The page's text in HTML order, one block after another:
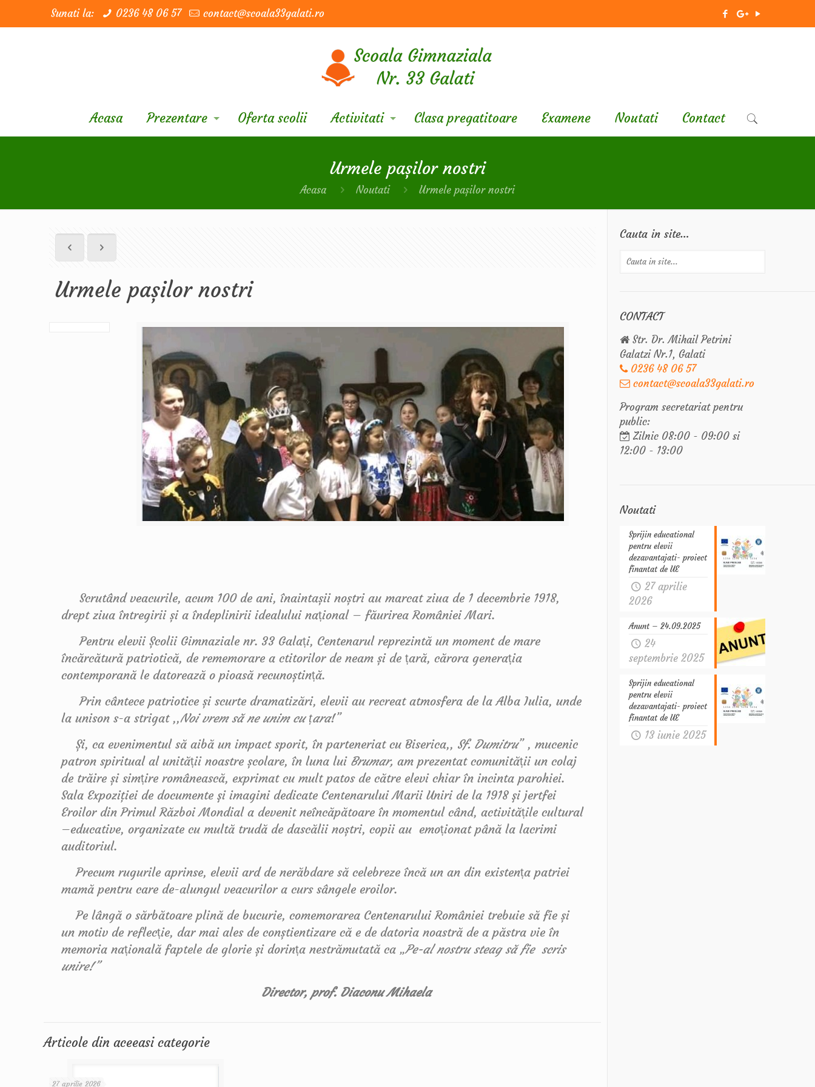
Sunati la: 0236 48 06 57 contact@scoala33galati.ro
Acasa Prezentare Oferta scolii Activitati Clasa pregatitoare Examene Noutati Contact
Urmele pașilor nostri
Acasa Noutati Urmele pașilor nostri
Urmele pașilor nostri
Scrutând veacurile, acum 100 de ani, înaintașii noștri au marcat ziua de 1 decembrie 1918,
drept ziua întregirii și a îndeplinirii idealului național – făurirea României Mari.
Pentru elevii Școlii Gimnaziale nr. 33 Galați, Centenarul reprezintă un moment de mare
încărcătură patriotică, de rememorare a ctitorilor de neam și de țară, cărora generația
contemporană le datorează o pioasă recunoștință.
Prin cântece patriotice și scurte dramatizări, elevii au recreat atmosfera de la Alba Iulia, unde
la unison s-a strigat ,,Noi vrem să ne unim cu țara!”
Și, ca evenimentul să aibă un impact sporit, în parteneriat cu Biserica,, Sf. Dumitru” , mucenic
patron spiritual al unității noastre școlare, în luna lui Brumar,am prezentat comunității un colaj
de trăire și simțire românească, exprimat cu mult patos de către elevi chiar în incinta parohiei.
Sala Expoziţiei de documente şi imagini dedicate Centenarului Marii Uniri de la 1918 şi jertfei
Eroilor din Primul Război Mondial a devenit neîncăpătoare în momentul când, activitățile cultural
–educative, organizate cu multă trudă de dascălii noștri, copii au emoționat până la lacrimi
auditoriul.
Precum rugurile aprinse, elevii ard de nerăbdare să celebreze încă un an din existența patriei
mamă pentru care de-alungul veacurilor a curs sângele eroilor.
Pe lângă o sărbătoare plină de bucurie, comemorarea Centenarului României trebuie să fie și
un motiv de reflecție, dar mai ales de conștientizare că e de datoria noastră de a păstra vie în
memoria națională faptele de glorie și dorința nestrămutată ca „Pe-al nostru steag să fie scris
unire!”
Director, prof. Diaconu Mihaela
Articole din aceeasi categorie
27 aprilie 2026
Cauta in site…
CONTACT
Str. Dr. Mihail Petrini
Galatzi Nr.1, Galati
0236 48 06 57
contact@scoala33galati.ro
Program secretariat pentru
public:
Zilnic 08:00 - 09:00 si
12:00 - 13:00
Noutati
Sprijin educational
pentru elevii
dezavantajati- proiect
finantat de UE
27 aprilie
2026
Anunt – 24.09.2025
24
septembrie 2025
Sprijin educational
pentru elevii
dezavantajati- proiect
finantat de UE
13 iunie 2025